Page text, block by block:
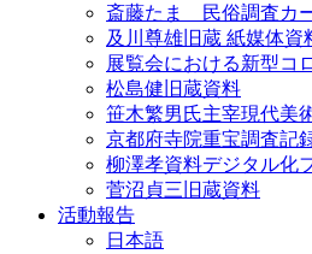
斎藤たま 民俗調査カ
及川尊雄旧蔵 紙媒体資
展覧会における新型コ
松島健旧蔵資料
笹木繁男氏主宰現代美
京都府寺院重宝調査記
柳澤孝資料デジタル化
菅沼貞三旧蔵資料
活動報告
日本語